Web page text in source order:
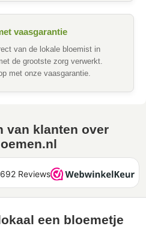
vaasgarantie
van de lokale bloemist in
de grootste zorg verwerkt.
met onze vaasgarantie.
van klanten over
een bloemetje